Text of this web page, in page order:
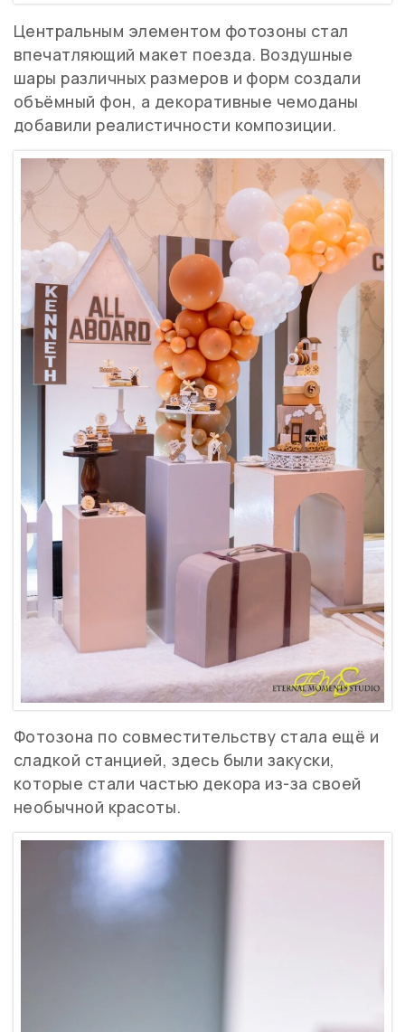
Центральным элементом фотозоны стал
впечатляющий макет поезда. Воздушные
шары различных размеров и форм создали
объёмный фон, а декоративные чемоданы
добавили реалистичности композиции.
Фотозона по совместительству стала ещё и
сладкой станцией, здесь были закуски,
которые стали частью декора из-за своей
необычной красоты.